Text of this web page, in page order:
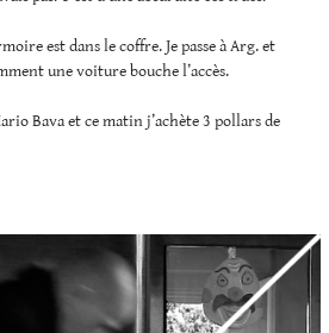
est dans le coffre. Je passe à Arg. et
une voiture bouche l’accès.
Bava et ce matin j’achète 3 pollars de